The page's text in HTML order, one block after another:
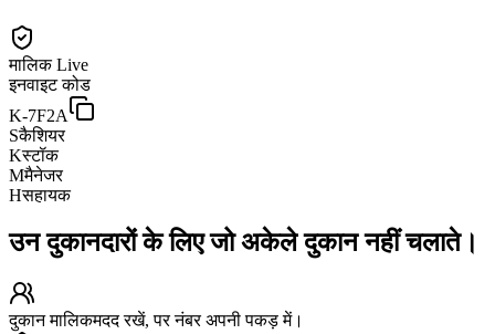
मालिक Live
इनवाइट कोड
K-7F2A
Sकैशियर
Kस्टॉक
Mमैनेजर
Hसहायक
उन दुकानदारों के लिए जो अकेले दुकान नहीं चलाते।
दुकान मालिकमदद रखें, पर नंबर अपनी पकड़ में।